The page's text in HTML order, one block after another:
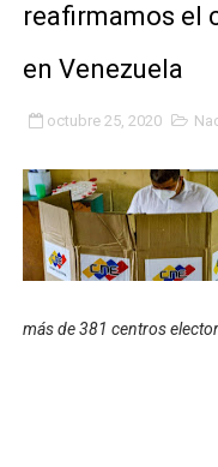
Gobierno
Instituto Nacional
Gobernación de
Corposalud inició
reafirmamos el
en Venezuela
octubre 25, 2020
más de 381 centros